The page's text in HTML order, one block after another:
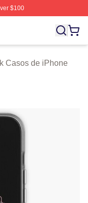
$100
Merchandise
Casos de iPhone